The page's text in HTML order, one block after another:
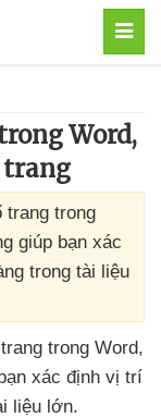
Word,
trang
trang trong
giúp bạn xác
trong tài liệu
trong Word,
xác định vị trí
liệu lớn.